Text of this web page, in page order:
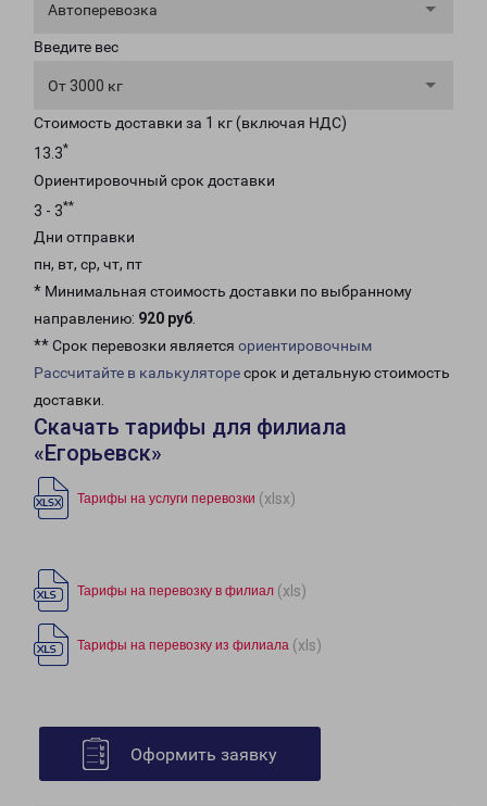
Автоперевозка
Введите вес
От 3000 кг
Стоимость доставки за 1 кг (включая НДС)
13.3*
Ориентировочный срок доставки
3 - 3**
Дни отправки
пн, вт, ср, чт, пт
* Минимальная стоимость доставки по выбранному
направлению: 920 руб.
** Срок перевозки является ориентировочным
Рассчитайте в калькуляторесрок и детальную стоимость
доставки.
Скачать тарифы для филиала
«Егорьевск»
Тарифы на услуги перевозки (xlsx)
Тарифы на перевозку в филиал (xls)
Тарифы на перевозку из филиала (xls)
Оформить заявку